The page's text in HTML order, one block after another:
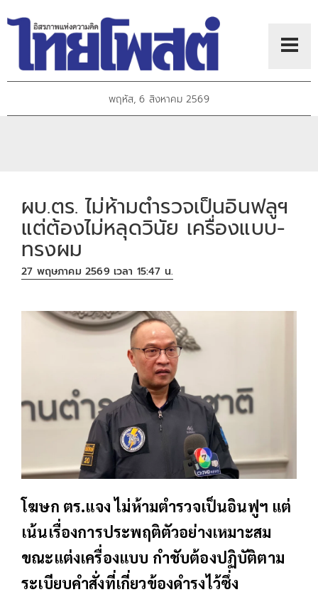
พฤหัส, 6 สิงหาคม 2569
ผบ.ตร. ไม่ห้ามตำรวจเป็นอินฟลูฯ
แต่ต้องไม่หลุดวินัย เครื่องแบบ-
ทรงผม
27 พฤษภาคม 2569 เวลา 15:47 น.
โฆษก ตร.แจง ไม่ห้ามตำรวจเป็นอินฟูฯ แต่
เน้นเรื่องการประพฤติตัวอย่างเหมาะสม
ขณะแต่งเครื่องแบบ กำชับต้องปฏิบัติตาม
ระเบียบคำสั่งที่เกี่ยวข้องดำรงไว้ซึ่ง